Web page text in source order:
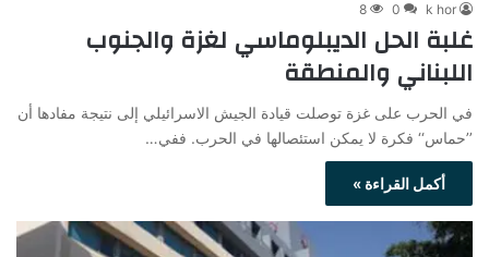
k hor
0
8
غلبة الحل الديبلوماسي لغزة والجنوب
اللبناني والمنطقة
في الحرب على غزة توصلت قيادة الجيش الاسرائيلي إلى نتيجة مفادها أن
’’حماس‘‘ فكرة لا يمكن استئصالها في الحرب. ففي…
أكمل القراءة »